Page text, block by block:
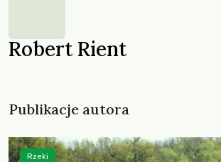
Robert Rient
Publikacje autora
Rzeki